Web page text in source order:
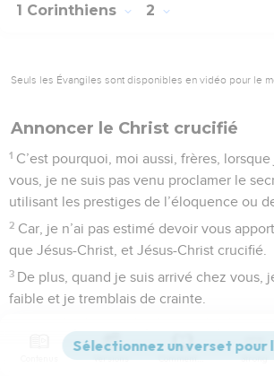
1 Corinthiens 2
Seuls les Évangiles sont disponibles en vidéo pour le
Annoncer le Christ crucifié
1 C’est pourquoi, moi aussi, frères,
vous, je ne suis pas venu proclamer le
utilisant les prestiges de l’éloquence ou
2 Car, je n’ai pas estimé devoir vous
que Jésus-Christ, et Jésus-Christ crucifié.
3 De plus, quand je suis arrivé chez vous,
faible et je tremblais de crainte.
les discours persuasifs de la « sagesse »,
Versions Commentaires Strong